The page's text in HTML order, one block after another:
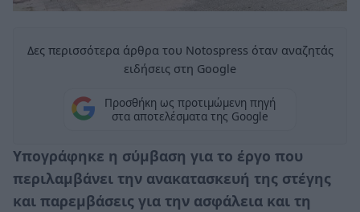
Δες περισσότερα άρθρα του Notospress όταν αναζητάς
ειδήσεις στη Google
Προσθήκη ως προτιμώμενη πηγή
στα αποτελέσματα της Google
Υπογράφηκε η σύμβαση για το έργο που
περιλαμβάνει την ανακατασκευή της στέγης
και παρεμβάσεις για την ασφάλεια και τη